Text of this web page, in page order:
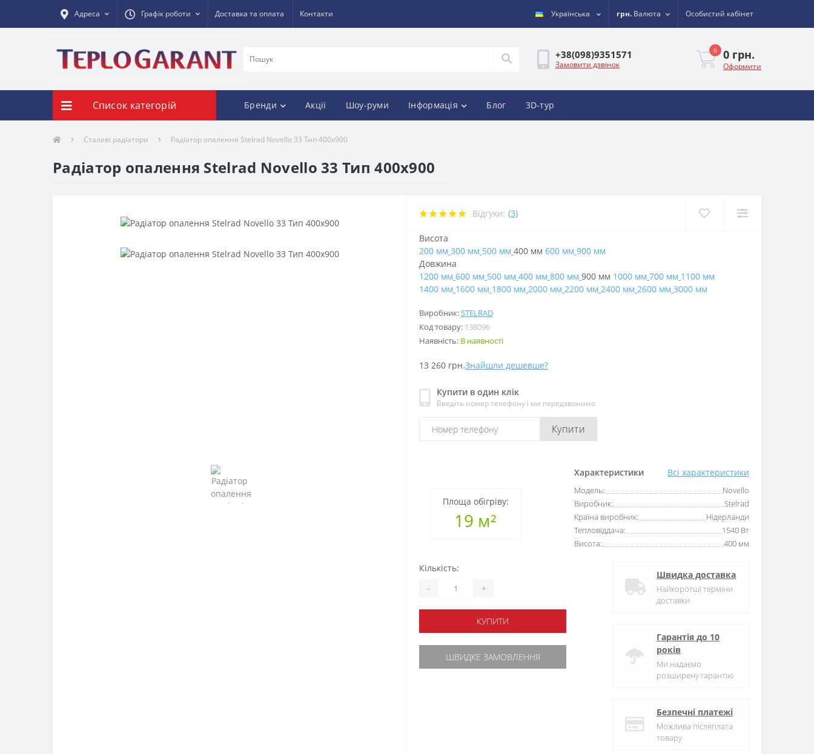
Адреса Графік роботи Доставка та оплата Контакти Українська грн. Валюта Особистий кабінет
+38(098)9351571
Замовити дзвінок
0 0 грн.
Оформити
Список категорій Бренди Акції Шоу-руми Інформація Блог 3D-тур
Сталеві радіатори Радіатор опалення Stelrad Novello 33 Тип 400х900
Радіатор опалення Stelrad Novello 33 Тип 400х900
Відгуки: (3)
Виробник:STELRAD
Код товару: 138096
Наявність: В наявності
13 260 грн.Знайшли дешевше?
Купити в один клік
Введіть номер телефону і ми передзвонимо
Купити
Площа обігріву:
19 м²
Характеристики Всі характеристики
Модель:
Novello
Виробник:
Stelrad
Країна виробник:
Нідерланди
Тепловіддача:
1540 Вт
Висота:
400 мм
Висота
200 мм 300 мм 500 мм 400 мм 600 мм 900 мм
Довжина
1200 мм 600 мм 500 мм 400 мм 800 мм 900 мм 1000 мм 700 мм 1100 мм
1400 мм 1600 мм 1800 мм 2000 мм 2200 мм 2400 мм 2600 мм 3000 мм
Кількість:
- +
КУПИТИ
ШВИДКЕ ЗАМОВЛЕННЯ
Швидка доставка
Найкоротші терміни
доставки
Гарантія до 10
років
Ми надаємо
розширену гарантію
Безпечні платежі
Можлива післяплата
товару